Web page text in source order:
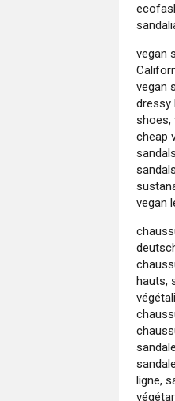
vegan
vegan
dressy
shoes,
cheap
vegan
hauts,
ligne,